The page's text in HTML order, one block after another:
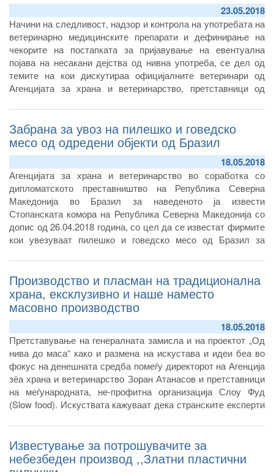
23.05.2018
Начини на следливост, надзор и контрола на употребата на
ветеринарно медицинските препарати и дефинирање на
чекорите на постапката за пријавување на евентуална
појава на несакани дејства од нивна употреба, се дел од
темите на кои дискутираа официјалните ветеринари од
Агенцијата за храна и ветеринарство, претставници од
дводневната работилница ,,Надзор на употребата на
ветеринарно медицински препарати,, која изминативе два
дена се одржа во рамки на твининг проектот за јакнење на
капацитетите во Агенцијата за храна и ветеринарство, во
делот на здравствена заштита на животните, кој се
реализира со поддршка на Европската Унија.
Забрана за увоз на пилешко и говедско
месо од одредени објекти од Бразил
18.05.2018
Агенцијата за храна и ветеринарство во соработка со
дипломатското преставништво на Република Северна
Македонија во Бразил за наведеното ја извести
Стопанската комора на Република Северна Македонија со
допис од 26.04.2018 година, со цел да се известат фирмите
кои увезуваат пилешко и говедско месо од Бразил за
Производство и пласман на традиционална
храна, ексклузивно и наше наместо
масовно производство
18.05.2018
Претставување на генералната замисла и на проектот „Од
нива до маса“ како и размена на искустава и идеи беа во
фокус на денешната средба помеѓу директорот на Агенција
зёа храна и ветеринарство Зоран Атанасов и претставници
на меѓународната, не-профитна организација Слоу Фуд
(Slow food). Искуствата кажуваат дека странските експерти
и технологиите на производство се пријатно изненадени од
потенцијалот на домашните производи, особено од
автохтоните млечни специјалитети.
Известување за потрошувачите за
небезбеден производ ,,Златни пластични